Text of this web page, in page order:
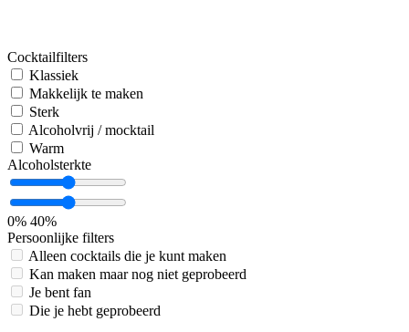
Cocktailfilters
Klassiek
Makkelijk te maken
Sterk
Alcoholvrij / mocktail
Warm
Alcoholsterkte
0% 40%
Persoonlijke filters
Alleen cocktails die je kunt maken
Kan maken maar nog niet geprobeerd
Je bent fan
Die je hebt geprobeerd